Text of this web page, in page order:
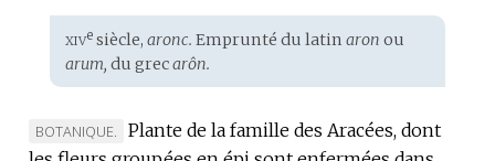
Étymologie
:
xivesiècle, aronc. Emprunté du latin aron ou
arum, du grecarôn.
MARQUE
BOTANIQUE.
Plante de la famille des Aracées, dont